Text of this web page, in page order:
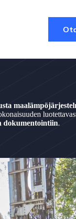
dokumentointiin.